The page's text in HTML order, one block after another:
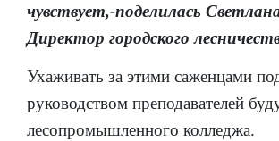
чувствует,-поделилась
Директор городского
Ухаживать за этими саженцами
руководством преподавателей
лесопромышленного колледжа.